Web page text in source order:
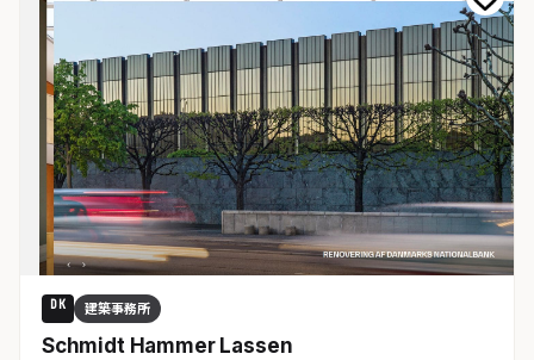
DK 建築事務所
Schmidt Hammer Lassen